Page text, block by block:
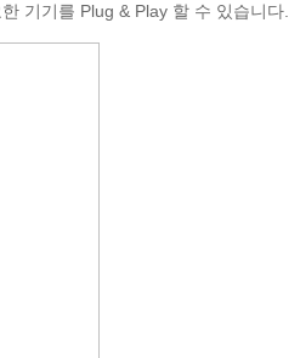
기기를 Plug & Play 할 수 있습니다.